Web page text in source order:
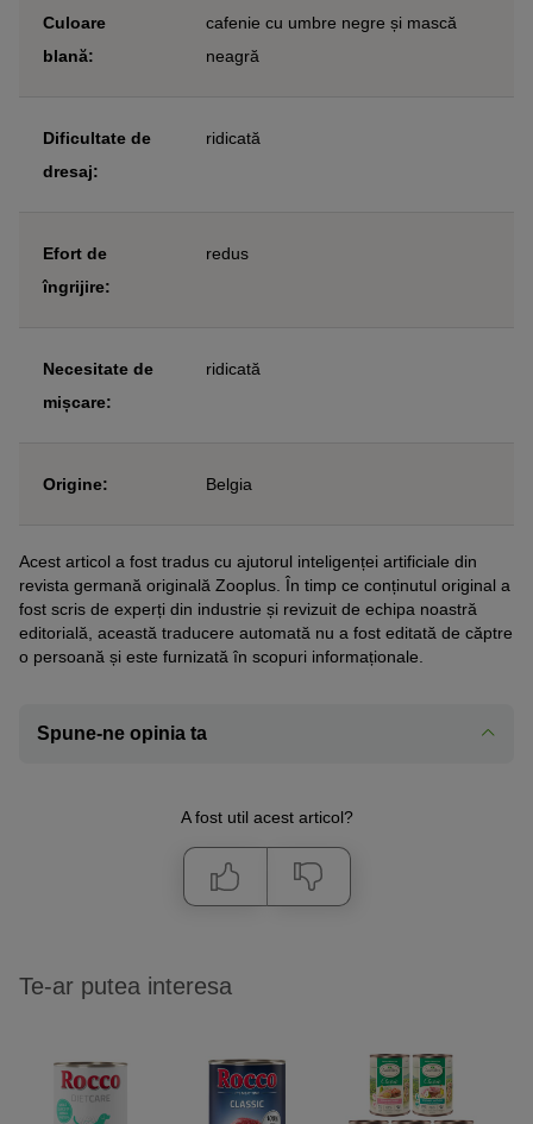
Culoare
blană:
cafenie cu umbre negre și mască
neagră
Dificultate de
dresaj:
ridicată
Efort de
îngrijire:
redus
Necesitate de
mișcare:
ridicată
Origine: Belgia
Acest articol a fost tradus cu ajutorul inteligenței artificiale din
revista germană originală Zooplus. În timp ce conținutul original a
fost scris de experți din industrie și revizuit de echipa noastră
editorială, această traducere automată nu a fost editată de căptre
o persoană și este furnizată în scopuri informaționale.
Spune-ne opinia ta
A fost util acest articol?
Te-ar putea interesa